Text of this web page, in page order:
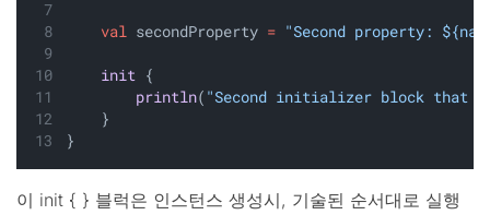
val secondProperty = "Second property:
init {
println( "Second initializer block that
    }
}
이 init { } 블럭은 인스턴스 생성시, 기술된 순서대로 실행